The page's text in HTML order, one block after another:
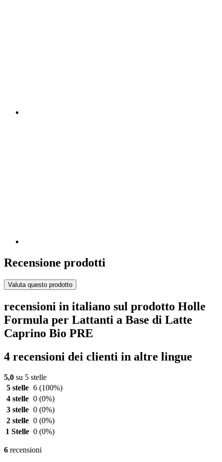
Recensione prodotti
Valuta questo prodotto
recensioni in italiano sul prodotto Holle
Formula per Lattanti a Base di Latte
Caprino Bio PRE
4 recensioni dei clienti in altre lingue
5,0 su 5 stelle
5 stelle 6 (100%)
4 stelle 0 (0%)
3 stelle 0 (0%)
2 stelle 0 (0%)
1 Stelle 0 (0%)
6 recensioni